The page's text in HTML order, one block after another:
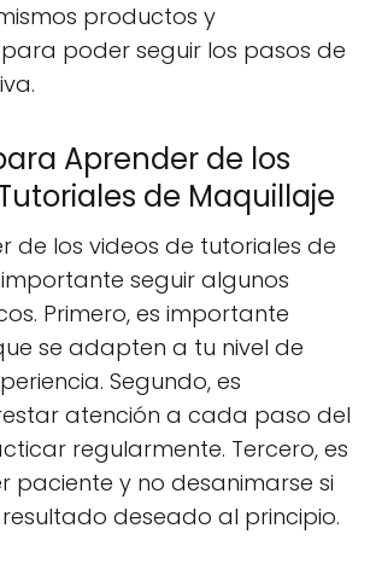
productos y
poder seguir los pasos de
Aprender de los
de Maquillaje
de los videos de tutoriales de
seguir algunos
Primero, es importante
se adapten a tu nivel de
Segundo, es
atención a cada paso del
regularmente. Tercero, es
paciente y no desanimarse si
deseado al principio.